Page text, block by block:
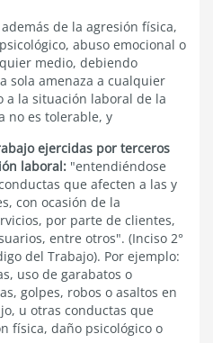
de la agresión física,
abuso emocional o
medio, debiendo
sola amenaza a cualquier
a la situación laboral de la
no es tolerable, y
ejercidas por terceros
laboral: "entendiéndose
que afecten a las y
con ocasión de la
por parte de clientes,
entre otros". (Inciso 2°
del Trabajo). Por ejemplo:
uso de garabatos o
golpes, robos o asaltos en
u otras conductas que
física, daño psicológico o